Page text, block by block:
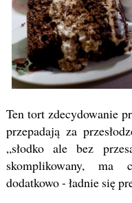
Ten tort zdecydowanie
przepadają za
„słodko ale bez
skomplikowany, ma
dodatkowo - ładnie się